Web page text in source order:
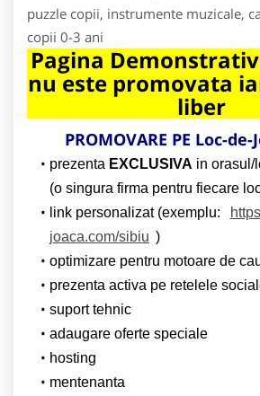
puzzle copii, instrumente muzicale,
copii 0-3 ani
Pagina
nu este promovata
liber
PROMOVARE PE Loc-
prezenta EXCLUSIVA in orasul/
(o singura firma pentru fiecare
link personalizat (exemplu:
joaca.com/sibiu )
optimizare pentru motoare de
prezenta activa pe retelele
suport tehnic
adaugare oferte speciale
hosting
mentenanta